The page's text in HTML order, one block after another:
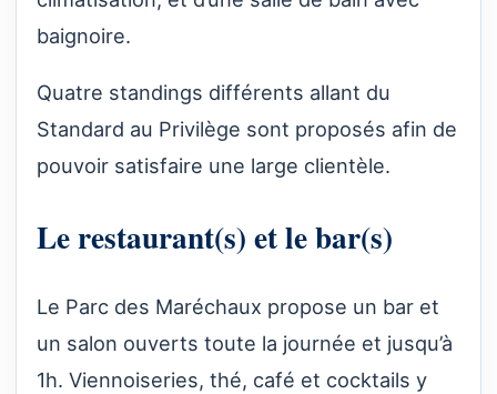
baignoire.
Quatre standings différents allant du
Standard au Privilège sont proposés afin de
pouvoir satisfaire une large clientèle.
Le restaurant(s) et le bar(s)
Le Parc des Maréchaux propose un bar et
un salon ouverts toute la journée et jusqu’à
1h. Viennoiseries, thé, café et cocktails y